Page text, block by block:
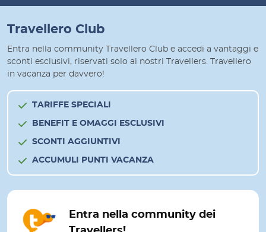
Travellero Club
Entra nella community Travellero Club e accedi a vantaggi e
sconti esclusivi, riservati solo ai nostri Travellers. Travellero
in vacanza per davvero!
TARIFFE SPECIALI
BENEFIT E OMAGGI ESCLUSIVI
SCONTI AGGIUNTIVI
ACCUMULI PUNTI VACANZA
Entra nella community dei